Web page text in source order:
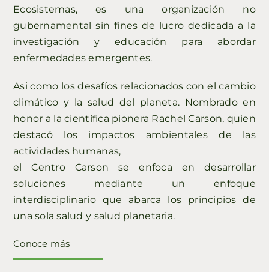
Ecosistemas, es una organización no
gubernamental sin fines de lucro dedicada a la
investigación y educación para abordar
enfermedades emergentes.
Asi como los desafíos relacionados con el cambio
climático y la salud del planeta. Nombrado en
honor a la científica pionera Rachel Carson, quien
destacó los impactos ambientales de las
actividades humanas,
el Centro Carson se enfoca en desarrollar
soluciones mediante un enfoque
interdisciplinario que abarca los principios de
una sola salud y salud planetaria.
Conoce más